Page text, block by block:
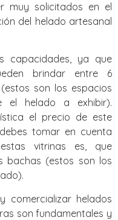
muy solicitados en el
del helado artesanal
capacidades, ya que
brindar entre 6
son los espacios
el helado a exhibir).
el precio de este
tomar en cuenta
vitrinas es, que
bachas (estos son los
comercializar helados
son fundamentales y